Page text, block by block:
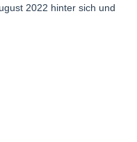
2022 hinter sich und